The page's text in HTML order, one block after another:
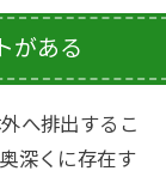
がある
へ排出するこ
深くに存在す